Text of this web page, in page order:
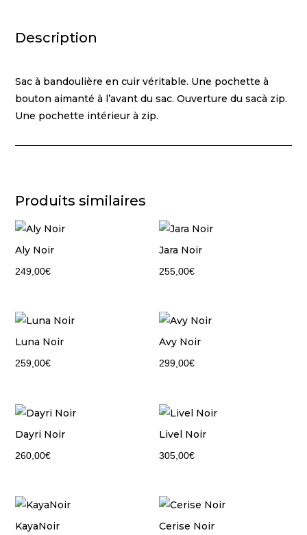
Description
Sac à bandoulière en cuir véritable. Une pochette à
bouton aimanté à l’avant du sac. Ouverture du sacà zip.
Une pochette intérieur à zip.
Produits similaires
Aly Noir
249,00€
Jara Noir
255,00€
Luna Noir
259,00€
Avy Noir
299,00€
Dayri Noir
260,00€
Livel Noir
305,00€
KayaNoir Cerise Noir